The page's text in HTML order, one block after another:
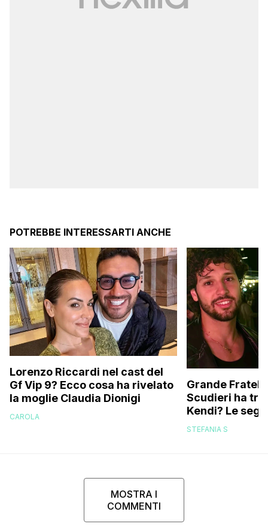
POTREBBE INTERESSARTI ANCHE
Lorenzo Riccardi nel cast del
Gf Vip 9? Ecco cosa ha rivelato
la moglie Claudia Dionigi
CAROLA
Grande
Scudieri ha
Kendi? Le
replica dell’ex
STEFANIA S
MOSTRA I
COMMENTI